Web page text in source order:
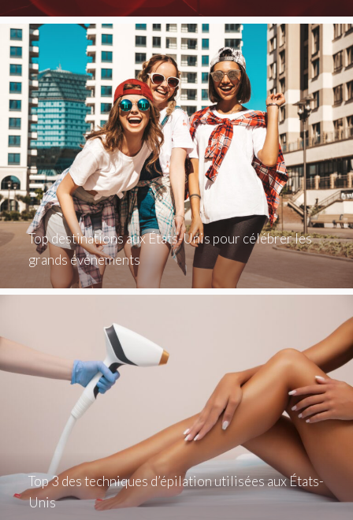
Top destinations aux États-Unis pour célébrer les
grands événements
Top 3 des techniques d’épilation utilisées aux États-
Unis